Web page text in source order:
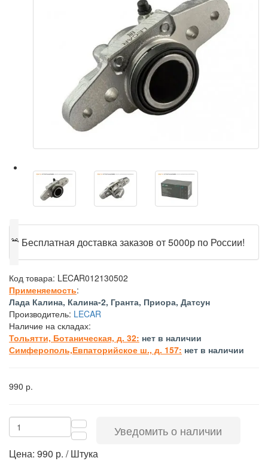
🎁 Бесплатная доставка заказов от 5000р по России!
Код товара: LECAR012130502
Применяемость:
Лада Калина, Калина-2, Гранта, Приора, Датсун
Производитель: LECAR
Наличие на складах:
Тольятти, Ботаническая, д. 32: нет в наличии
Симферополь,Евпаторийское ш., д. 157: нет в наличии
990 р.
Уведомить о наличии
Цена: 990 р. / Штука